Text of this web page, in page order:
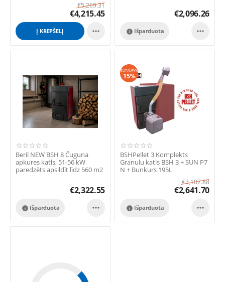
€5,269.31
€4,215.45
Į KREPŠELĮ 
€2,096.26
Išparduota
 
Beril NEW BSH 8 Čuguna
apkures katls, 51-56 kW
paredzēts apsildīt līdz 560 m2
€2,322.55
Išparduota
 
SUTAUPYK
15%
BSHPellet 3 Komplekts
Granulu katls BSH 3 + SUN P7
N + Bunkurs 195L
€3,107.88
€2,641.70
Išparduota
 